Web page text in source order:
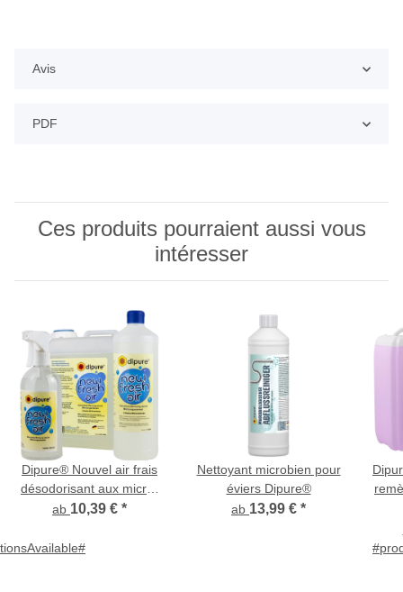
Avis
PDF
Ces produits pourraient aussi vous
intéresser
Dipure® Nouvel air frais
désodorisant aux micro-
organismes
ab 10,39 € *
Nettoyant microbien pour
éviers Dipure®
ab 13,99 € *